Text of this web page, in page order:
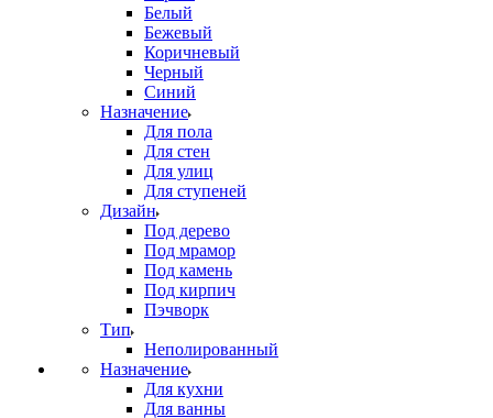
Белый
Бежевый
Коричневый
Черный
Синий
Назначение
Для пола
Для стен
Для улиц
Для ступеней
Дизайн
Под дерево
Под мрамор
Под камень
Под кирпич
Пэчворк
Тип
Неполированный
Назначение
Для кухни
Для ванны